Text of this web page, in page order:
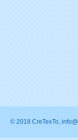
© 2018 CreTexTo,